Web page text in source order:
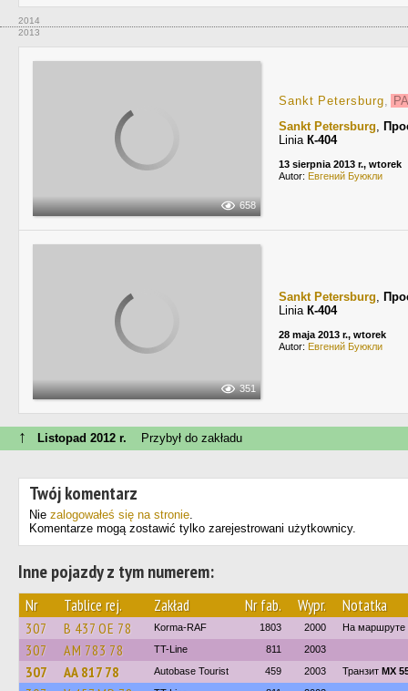
2014
2013
658
Sankt Petersburg,
Sankt Petersburg,
Linia К-404
13 sierpnia 2013 r., wtorek
Autor: Евгений Буюкли
351
Sankt Petersburg,
Linia К-404
28 maja 2013 r., wtorek
Autor: Евгений Буюкли
↑ Listopad 2012 r. Przybył do zakładu
Twój komentarz
Nie zalogowałeś się na stronie.
Komentarze mogą zostawić tylko zarejestrowani użytkownicy.
Inne pojazdy z tym numerem:
Nr Tablice rej. Zakład Nr fab. Wypr. Notatka
307 В 437 ОЕ 78 Korma-RAF 1803 2000 На маршруте
307 АМ 783 78 TT-Line 811 2003
307 АА 817 78 Autobase Tourist 459 2003 Транзит МХ